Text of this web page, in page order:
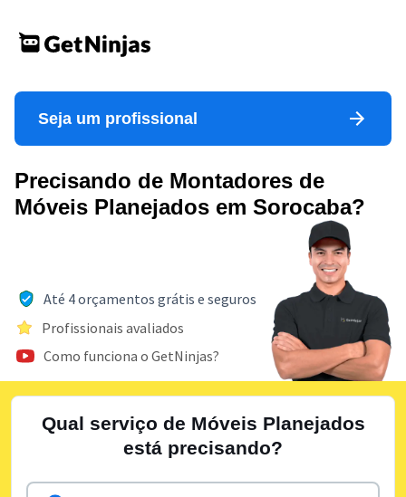
Seja um profissional
Precisando de Montadores de
Móveis Planejados em Sorocaba?
Até 4 orçamentos grátis e seguros
Profissionais avaliados
Como funciona o GetNinjas?
Qual serviço de Móveis Planejados
está precisando?